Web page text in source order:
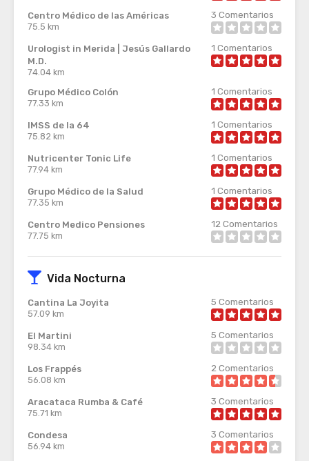
Centro Médico de las Américas
75.5 km
3 Comentarios
Urologist in Merida | Jesús Gallardo
M.D.
74.04 km
1 Comentarios
Grupo Médico Colón
77.33 km
1 Comentarios
IMSS de la 64
75.82 km
1 Comentarios
Nutricenter Tonic Life
77.94 km
1 Comentarios
Grupo Médico de la Salud
77.35 km
1 Comentarios
Centro Medico Pensiones
77.75 km
12Comentarios
Vida Nocturna
Cantina La Joyita
57.09 km
5 Comentarios
El Martini
98.34 km
5 Comentarios
Los Frappés
56.08 km
2Comentarios
Aracataca Rumba & Café
75.71 km
3 Comentarios
Condesa
56.94 km
3 Comentarios